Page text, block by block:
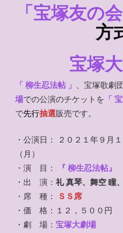
「宝塚友の会
方
宝塚
「 柳生忍法帖 」 、宝塚歌劇
場での公演のチケットを 「
で先行抽選販売です。
・公演日： ２０２１年９月
（月）
・演 目：
『 柳生忍法帖』
・出 演： 礼 真琴、舞空 瞳
・席 種：
ＳＳ席
・価 格：１２，５００円
・劇 場： 宝塚大劇場